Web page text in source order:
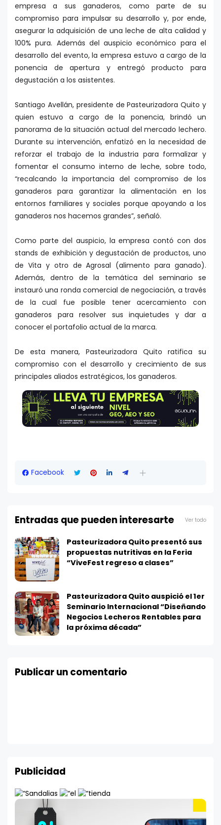
empresa a sus ganaderos, como parte de su
compromiso para impulsar su desarrollo y, por ende,
asegurar la adquisición de una leche de alta calidad y
100% pura. Además del auspicio económico para el
desarrollo del evento, la empresa estuvo a cargo de la
ponencia de apertura y entregó producto para
degustación a los asistentes.
Santiago Avellán, presidente de Pasteurizadora Quito y
quien estuvo a cargo de la ponencia, brindó un
panorama de la situación actual del mercado lechero.
Durante su intervención, enfatizó en la necesidad de
reforzar el trabajo de la industria para formalizar y
fomentar el consumo interno de leche, sobre todo,
“recalcando la importancia del compromiso de los
ganaderos para garantizar la alimentación en los
entornos familiares y sociales porque apoyando a los
ganaderos nos hacemos grandes”, señaló.
Como parte del auspicio, la empresa contó con dos
stands de exhibición y degustación de productos, uno
de Vita y otro de Agrosal (alimento para ganado).
Además, dentro de la temática del seminario se
instauró una ronda comercial de negociación, a través
de la cual fue posible tener acercamiento con
ganaderos para resolver sus inquietudes y dar a
conocer el portafolio actual de la marca.
De esta manera, Pasteurizadora Quito ratifica su
compromiso con el desarrollo y crecimiento de sus
principales aliados estratégicos, los ganaderos.
Facebook
Entradas que pueden interesarte Ver todo
Pasteurizadora Quito presentó sus
propuestas nutritivas en la Feria
“ViveFest regreso a clases”
Pasteurizadora Quito auspició el 1er
Seminario Internacional “Diseñando
Negocios Lecheros Rentables para
la próxima década”
Publicar un comentario
Publicidad